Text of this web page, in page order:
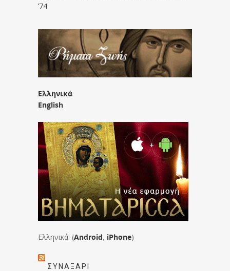
’74
Ελληνικά
English
Ελληνικά: (Android, iPhone)
ΣΥΝΑΞΆΡΙ